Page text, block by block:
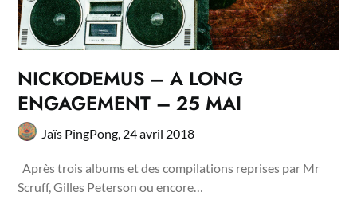
NICKODEMUS – A LONG
ENGAGEMENT – 25 MAI
Jaïs PingPong, 24 avril 2018
Après trois albums et des compilations reprises par Mr
Scruff, Gilles Peterson ou encore…